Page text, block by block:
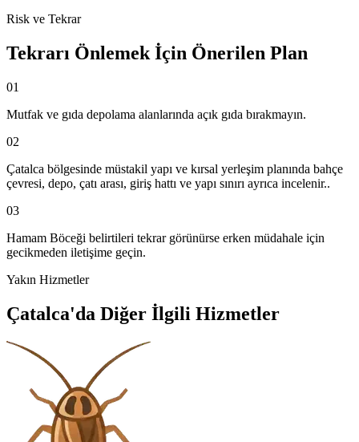
Risk ve Tekrar
Tekrarı Önlemek İçin Önerilen Plan
01
Mutfak ve gıda depolama alanlarında açık gıda bırakmayın.
02
Çatalca bölgesinde müstakil yapı ve kırsal yerleşim planında bahçe
çevresi, depo, çatı arası, giriş hattı ve yapı sınırı ayrıca incelenir..
03
Hamam Böceği belirtileri tekrar görünürse erken müdahale için
gecikmeden iletişime geçin.
Yakın Hizmetler
Çatalca'da Diğer İlgili Hizmetler